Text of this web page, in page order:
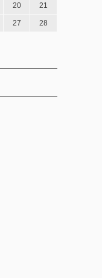
20 21
27 28